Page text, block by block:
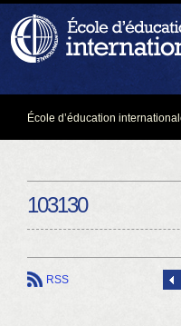
École d’éducation
103130
RSS